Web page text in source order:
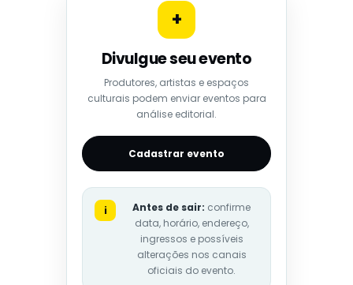
+
Divulgue seu evento
Produtores, artistas e espaços
culturais podem enviar eventos para
análise editorial.
Cadastrar evento
i Antes de sair: confirme
data, horário, endereço,
ingressos e possíveis
alterações nos canais
oficiais do evento.